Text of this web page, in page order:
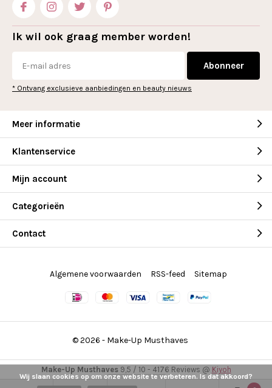
Ik wil ook graag member worden!
Abonneer
* Ontvang exclusieve aanbiedingen en beauty nieuws
Meer informatie
Klantenservice
Mijn account
Categorieën
Contact
© 2026 - Make-Up Musthaves
Algemene voorwaarden RSS-feed Sitemap
Make-Up Musthaves9,5 / 10 - 4176 Reviews @ Kiyoh
Wij slaan cookies op om onze website te verbeteren. Is dat akkoord?